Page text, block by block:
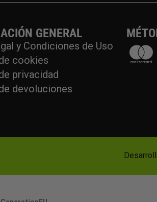
GENERAL
y Condiciones de Uso
cookies
privacidad
devoluciones